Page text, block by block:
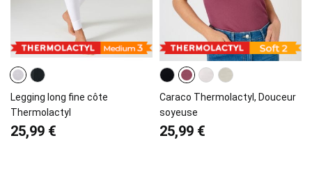
Legging long fine côte
Thermolactyl
25,99 €
Caraco Thermolactyl, Douceur
soyeuse
25,99 €